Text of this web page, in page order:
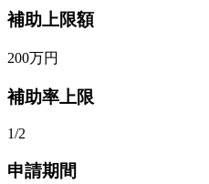
補助上限額
200万円
補助率上限
1/2
申請期間